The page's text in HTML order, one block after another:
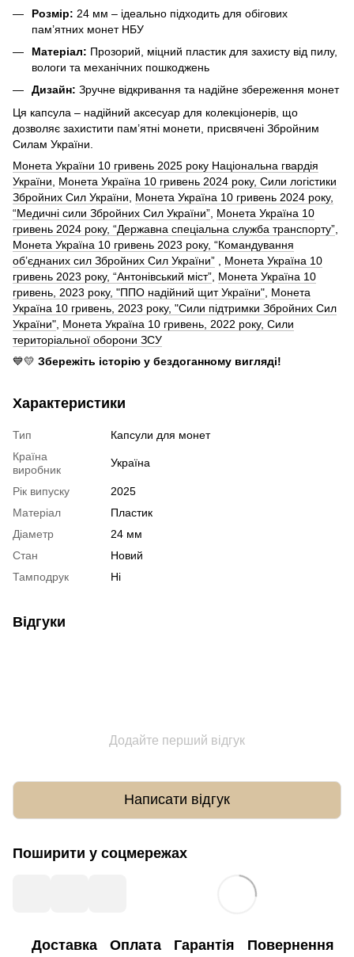
Розмір: 24 мм – ідеально підходить для обігових
пам’ятних монет НБУ
Матеріал: Прозорий, міцний пластик для захисту від пилу,
вологи та механічних пошкоджень
Дизайн: Зручне відкривання та надійне збереження монет
Ця капсула – надійний аксесуар для колекціонерів, що
дозволяє захистити пам’ятні монети, присвячені Збройним
Силам України.
Монета України 10 гривень 2025 року Національна гвардія
України
Монета Україна 10 гривень 2024 року, Сили логістики
Збройних Сил України
Монета Україна 10 гривень 2024 року,
“Медичні сили Збройних Сил України” Монета Україна 10
гривень 2024 року, “Державна спеціальна служба транспорту”
Монета Україна 10 гривень 2023 року, “Командування
об’єднаних сил Збройних Сил України”
Монета Україна 10
гривень 2023 року, “Антонівський міст” Монета Україна 10
гривень, 2023 року, "ППО надійний щит України" Монета
Україна 10 гривень, 2023 року, "Сили підтримки Збройних Сил
України" Монета Україна 10 гривень, 2022 року, Сили
територіальної оборони ЗСУ
💙💛 Збережіть історію у бездоганному вигляді!
Характеристики
Тип
Капсули для монет
Країна
виробник
Україна
Рік випуску
2025
Матеріал
Пластик
Діаметр
24 мм
Стан
Новий
Тамподрук
Ні
Відгуки
Додайте перший відгук
Написати відгук
Поширити у соцмережах
Доставка Оплата Гарантія Повернення